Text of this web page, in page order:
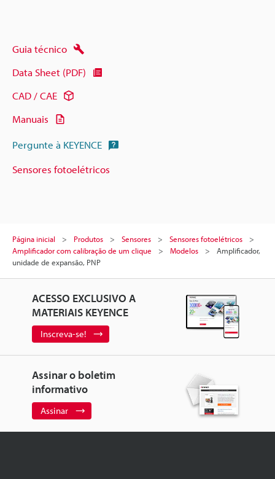
Guia técnico
Data Sheet (PDF)
CAD / CAE
Manuais
Pergunte à KEYENCE
Sensores fotoelétricos
Página inicial Produtos Sensores
Sensores fotoelétricos
Amplificador com calibração de um clique
Modelos
Amplificador,
unidade de expansão, PNP
ACESSO EXCLUSIVO A
MATERIAIS KEYENCE
Inscreva-se!
Assinar o boletim
informativo
Assinar